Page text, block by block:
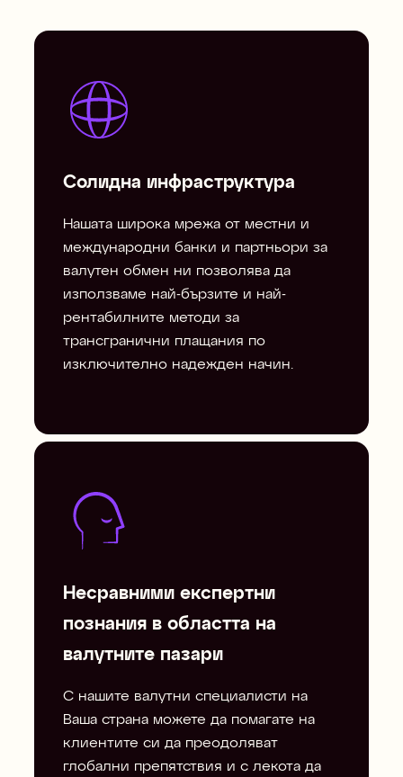
Солидна инфраструктура
Нашата широка мрежа от местни и
международни банки и партньори за
валутен обмен ни позволява да
използваме най-бързите и най-
рентабилните методи за
трансгранични плащания по
изключително надежден начин.
Несравними експертни
познания в областта на
валутните пазари
С нашите валутни специалисти на
Ваша страна можете да помагате на
клиентите си да преодоляват
глобални препятствия и с лекота да